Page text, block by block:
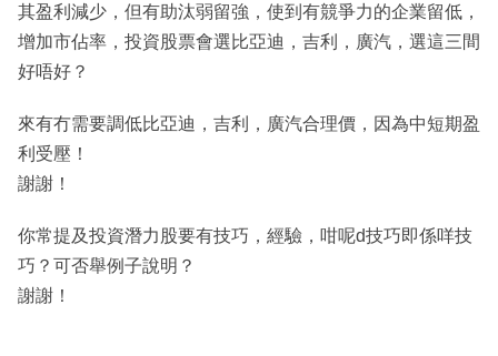
其盈利減少，但有助汰弱留強，使到有競爭力的企業留低，
增加市佔率，投資股票會選比亞迪，吉利，廣汽，選這三間
好唔好？
來有冇需要調低比亞迪，吉利，廣汽合理價，因為中短期盈
利受壓！
謝謝！
你常提及投資潛力股要有技巧，經驗，咁呢d技巧即係咩技
巧？可否舉例子說明？
謝謝！